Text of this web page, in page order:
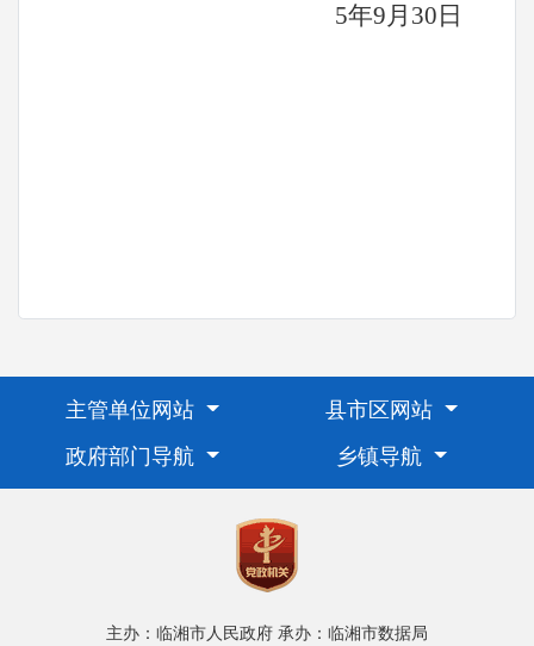
5年9月30日
主管单位网站
县市区网站
政府部门导航
乡镇导航
主办：临湘市人民政府 承办：临湘市数据局